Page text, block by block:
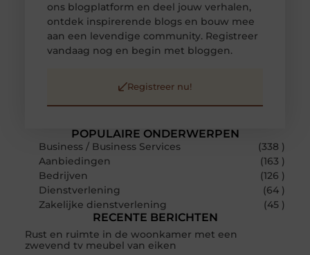
POPULAIRE ONDERWERPEN
Business / Business Services
(338 )
Aanbiedingen
(163 )
Bedrijven
(126 )
Dienstverlening
(64 )
Zakelijke dienstverlening
(45 )
RECENTE BERICHTEN
Rust en ruimte in de woonkamer met een
zwevend tv meubel van eiken
ons blogplatform en deel jouw verhalen,
ontdek inspirerende blogs en bouw mee
aan een levendige community. Registreer
vandaag nog en begin met bloggen.
Registreer nu!